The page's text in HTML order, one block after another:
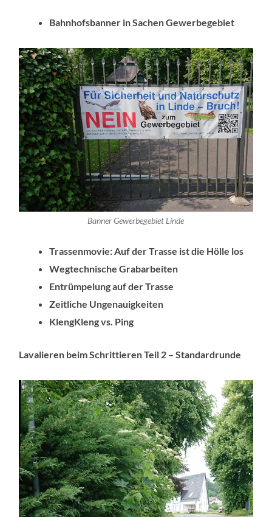
Bahnhofsbanner in Sachen Gewerbegebiet
Banner Gewerbegebiet Linde
Trassenmovie: Auf der Trasse ist die Hölle los
Wegtechnische Grabarbeiten
Entrümpelung auf der Trasse
Zeitliche Ungenauigkeiten
KlengKleng vs. Ping
Lavalieren beim Schrittieren Teil 2 – Standardrunde